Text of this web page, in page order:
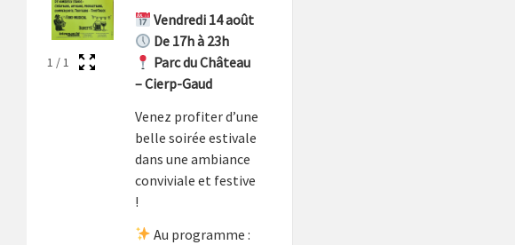
1 /1
Vendredi 14 août
De 17h à 23h
Parc du Château
– Cierp-Gaud
Venez profiter d’une
belle soirée estivale
dans une ambiance
conviviale et festive
!
Au programme :